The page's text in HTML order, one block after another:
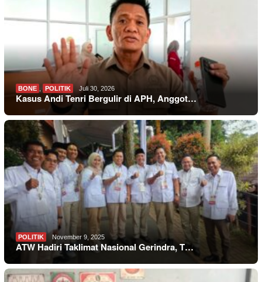
BONE POLITIK Juli 30, 2026
Kasus Andi Tenri Bergulir di APH, Anggot…
POLITIK November 9, 2025
ATW Hadiri Taklimat Nasional Gerindra, T…